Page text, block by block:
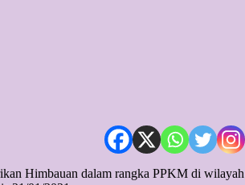
Himbauan dalam rangka PPKM di